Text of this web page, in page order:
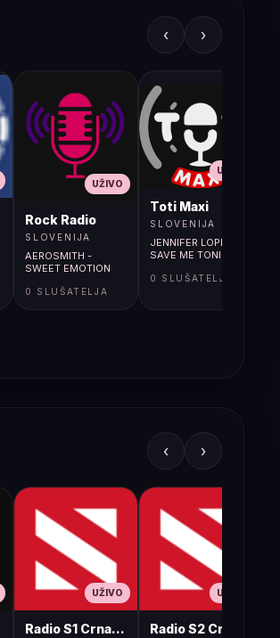
‹ ›
UŽIVO
Rock Radio
SLOVENIJA
AEROSMITH -
SWEET EMOTION
0 SLUŠATELJA
UŽIVO
Toti Maxi
SLOVENIJA
JENNIFER LOPEZ -
SAVE ME TONIGHT
0 SLUŠATELJA
‹ ›
UŽIVO
Radio S1 Crna Gora
UŽIVO
Radio S2 Crna Gora